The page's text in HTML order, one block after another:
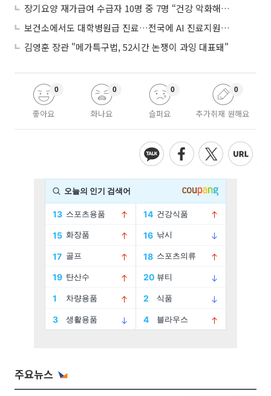
장기요양 재가급여 수급자 10명 중 7명 “건강 악화해도 집에서”
보건소에서도 대학병원급 진료…전국에 AI 진료지원도구 보급
김영훈 장관 "메가특구법, 52시간 논쟁이 과잉 대표돼"
좋아요
0
화나요
0
슬퍼요
0
추가취재 원해요
0
주요뉴스